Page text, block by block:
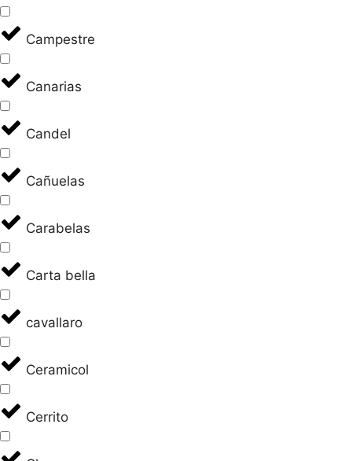
Campestre
Canarias
Candel
Cañuelas
Carabelas
Carta bella
cavallaro
Ceramicol
Cerrito